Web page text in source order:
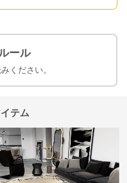
ール
ください。
テム